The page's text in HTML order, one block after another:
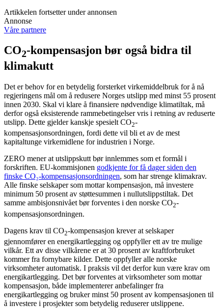
Artikkelen fortsetter under annonsen
Annonse
Våre partnere
CO2-kompensasjon bør også bidra til
klimakutt
Det er behov for en betydelig forsterket virkemiddelbruk for å nå
regjeringens mål om å redusere Norges utslipp med minst 55 prosent
innen 2030. Skal vi klare å finansiere nødvendige klimatiltak, må
derfor også eksisterende rammebetingelser vris i retning av reduserte
utslipp. Dette gjelder kanskje spesielt CO2-
kompensasjonsordningen, fordi dette vil bli et av de mest
kapitaltunge virkemidlene for industrien i Norge.
ZERO mener at utslippskutt bør innlemmes som et formål i
forskriften. EU-kommisjonen godkjente for få dager siden den
finske CO₂-kompensasjonsordningen, som har strenge klimakrav.
Alle finske selskaper som mottar kompensasjon, må investere
minimum 50 prosent av støttesummen i nullutslippstiltak. Det
samme ambisjonsnivået bør forventes i den norske CO2-
kompensasjonsordningen.
Dagens krav til CO2-kompensasjon krever at selskaper
gjennomfører en energikartlegging og oppfyller ett av tre mulige
vilkår. Ett av disse vilkårene er at 30 prosent av kraftforbruket
kommer fra fornybare kilder. Dette oppfyller alle norske
virksomheter automatisk. I praksis vil det derfor kun være krav om
energikartlegging. Det bør forventes at virksomheter som mottar
kompensasjon, både implementerer anbefalinger fra
energikartlegging og bruker minst 50 prosent av kompensasjonen til
å investere i prosjekter som betydelig reduserer utslippene.